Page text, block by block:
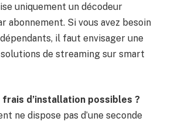
uniquement un décodeur
abonnement. Si vous avez besoin
il faut envisager une
de streaming sur smart
frais d’installation possibles ?
ne dispose pas d’une seconde